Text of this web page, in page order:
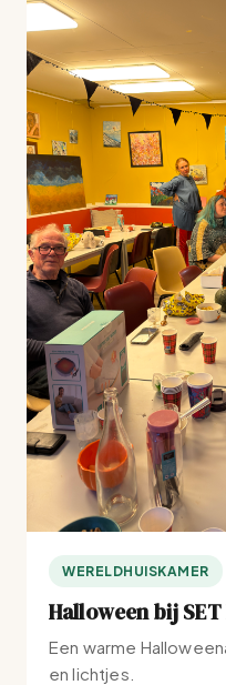
WERELDHUISKAMER
Halloween bij
Een warme
en lichtjes.